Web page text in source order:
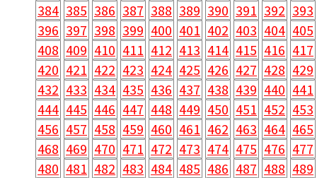
384 385 386 387 388 389 390 391 392 393
396 397 398 399 400 401 402 403 404 405
408 409 410 411 412 413 414 415 416 417
420 421 422 423 424 425 426 427 428 429
432 433 434 435 436 437 438 439 440 441
444 445 446 447 448 449 450 451 452 453
456 457 458 459 460 461 462 463 464 465
468 469 470 471 472 473 474 475 476 477
480 481 482 483 484 485 486 487 488 489